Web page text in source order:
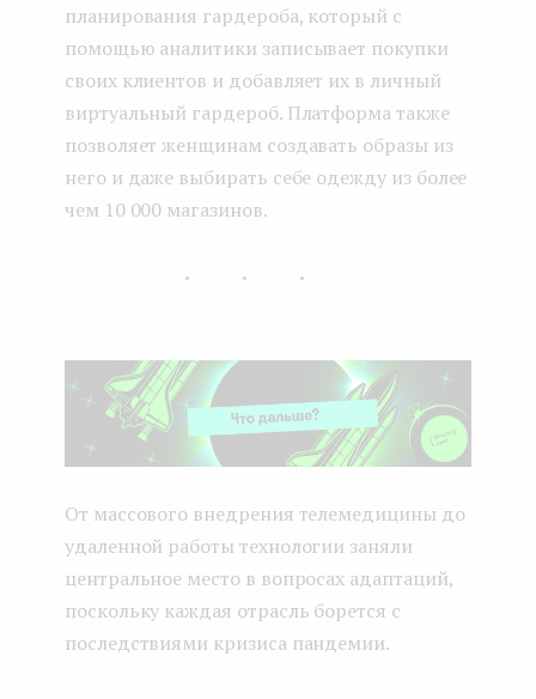
планирования гардероба, который с
помощью аналитики записывает покупки
своих клиентов и добавляет их в личный
виртуальный гардероб. Платформа также
позволяет женщинам создавать образы из
него и даже выбирать себе одежду из более
чем 10 000 магазинов.
...
От массового внедрения телемедицины до
удаленной работы технологии заняли
центральное место в вопросах адаптаций,
поскольку каждая отрасль борется с
последствиями кризиса пандемии.